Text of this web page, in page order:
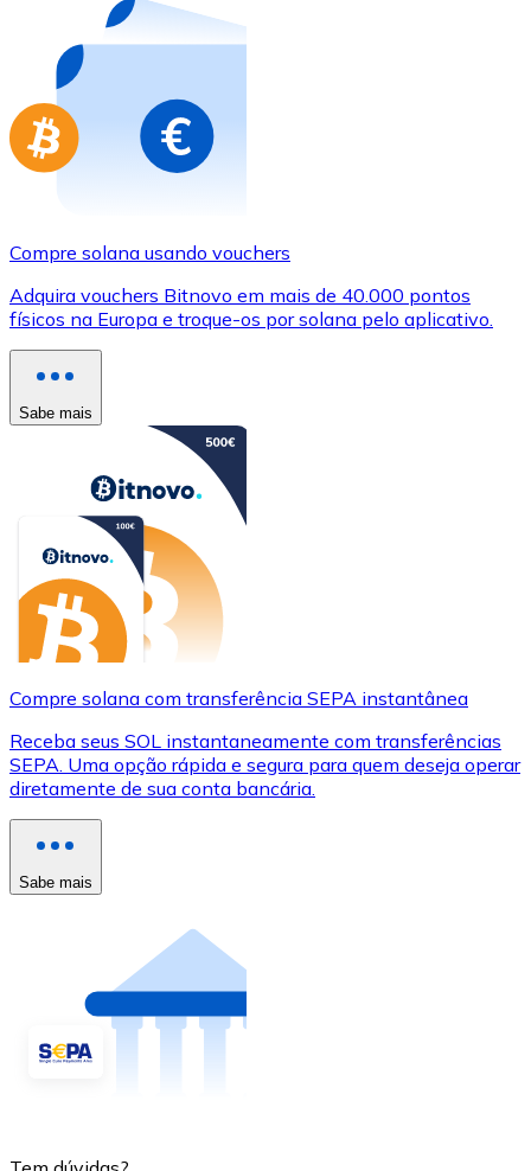
Compre cartões-presente das suas marcas favoritas
Ir para a loja de cartões-presente
Compre solana usando vouchers
Adquira vouchers Bitnovo em mais de 40.000 pontos
físicos na Europa e troque-os por solana pelo aplicativo.
Sabe mais
Compre solana com transferência SEPA instantânea
Receba seus SOL instantaneamente com transferências
SEPA. Uma opção rápida e segura para quem deseja operar
diretamente de sua conta bancária.
Sabe mais